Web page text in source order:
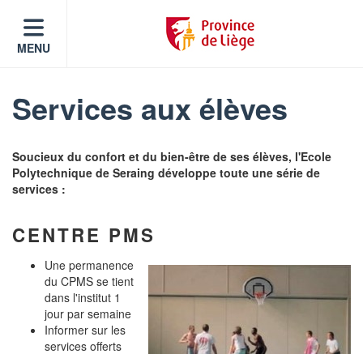
MENU
Services aux élèves
Soucieux du confort et du bien-être de ses élèves, l'Ecole
Polytechnique de Seraing développe toute une série de
services :
CENTRE PMS
Une permanence
du CPMS se tient
dans l'institut 1
jour par semaine
Informer sur les
services offerts